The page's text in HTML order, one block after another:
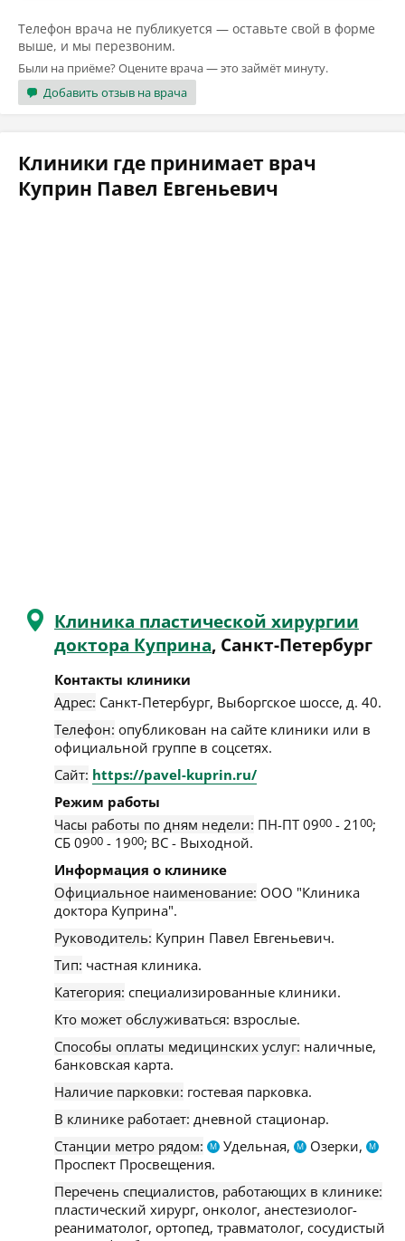
Телефон врача не публикуется — оставьте свой в форме
выше, и мы перезвоним.
Были на приёме? Оцените врача — это займёт минуту.
Добавить отзыв на врача
Клиники где принимает врач
Куприн Павел Евгеньевич
Клиника пластической хирургии
доктора Куприна, Санкт-Петербург
Контакты клиники
Адрес: Санкт-Петербург, Выборгское шоссе, д. 40.
Телефон: опубликован на сайте клиники или в
официальной группе в соцсетях.
Сайт: https://pavel-kuprin.ru/
Режим работы
Часы работы по дням недели: ПН-ПТ 0900 - 2100;
СБ 0900 - 1900; ВС - Выходной.
Информация о клинике
Официальное наименование: ООО "Клиника
доктора Куприна".
Руководитель: Куприн Павел Евгеньевич.
Тип: частная клиника.
Категория: специализированные клиники.
Кто может обслуживаться: взрослые.
Способы оплаты медицинских услуг: наличные,
банковская карта.
Наличие парковки: гостевая парковка.
В клинике работает: дневной стационар.
Станции метро рядом:
М Удельная, М Озерки, М
Проспект Просвещения.
Перечень специалистов, работающих в клинике:
пластический хирург, онколог, анестезиолог-
реаниматолог, ортопед, травматолог, сосудистый